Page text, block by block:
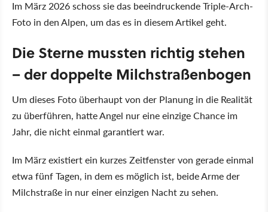
Im März 2026 schoss sie das beeindruckende Triple-Arch-
Foto in den Alpen, um das es in diesem Artikel geht.
Die Sterne mussten richtig stehen
– der doppelte Milchstraßenbogen
Um dieses Foto überhaupt von der Planung in die Realität
zu überführen, hatte Angel nur eine einzige Chance im
Jahr, die nicht einmal garantiert war.
Im März existiert ein kurzes Zeitfenster von gerade einmal
etwa fünf Tagen, in dem es möglich ist, beide Arme der
Milchstraße in nur einer einzigen Nacht zu sehen.